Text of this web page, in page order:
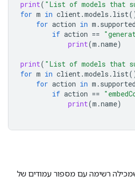
print( "List of models that
for m in client.models . list
for action in m .
if action ==
print(m .name)
print( "List of models that
for m in client.models . list
for action in m .
if action ==
print(m .name)
רשימה עם מספור עמודים של